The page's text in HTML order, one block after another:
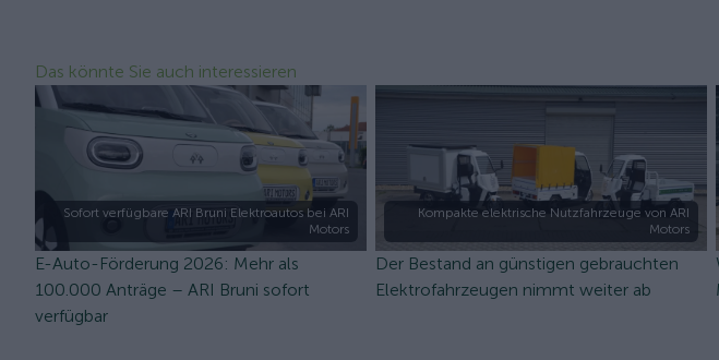
Das könnte Sie auch interessieren
Sofort verfügbare ARI Bruni Elektroautos bei ARI
Motors
E-Auto-Förderung 2026: Mehr als
100.000 Anträge – ARI Bruni sofort
verfügbar
Kompakte elektrische Nutzfahrzeuge von ARI
Motors
Der Bestand an günstigen gebrauchten
Elektrofahrzeugen nimmt weiter ab